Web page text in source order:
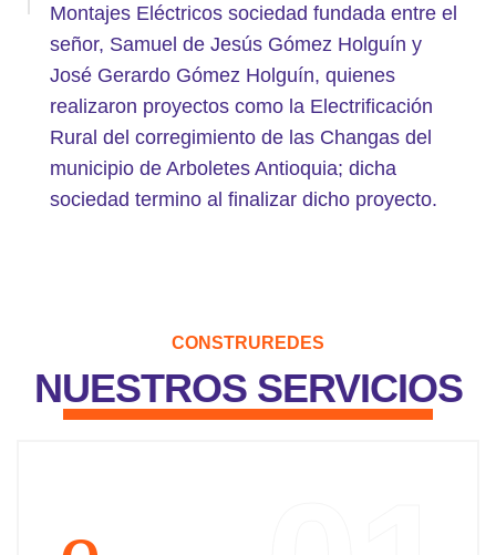
Montajes Eléctricos sociedad fundada entre el
señor, Samuel de Jesús Gómez Holguín y
José Gerardo Gómez Holguín, quienes
realizaron proyectos como la Electrificación
Rural del corregimiento de las Changas del
municipio de Arboletes Antioquia; dicha
sociedad termino al finalizar dicho proyecto.
CONSTRUREDES
NUESTROS SERVICIOS